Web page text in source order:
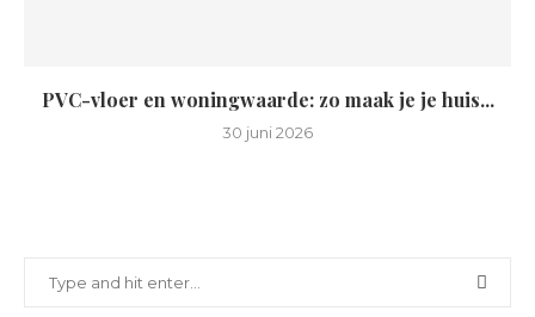
PVC-vloer en woningwaarde: zo maak je je huis...
30 juni 2026